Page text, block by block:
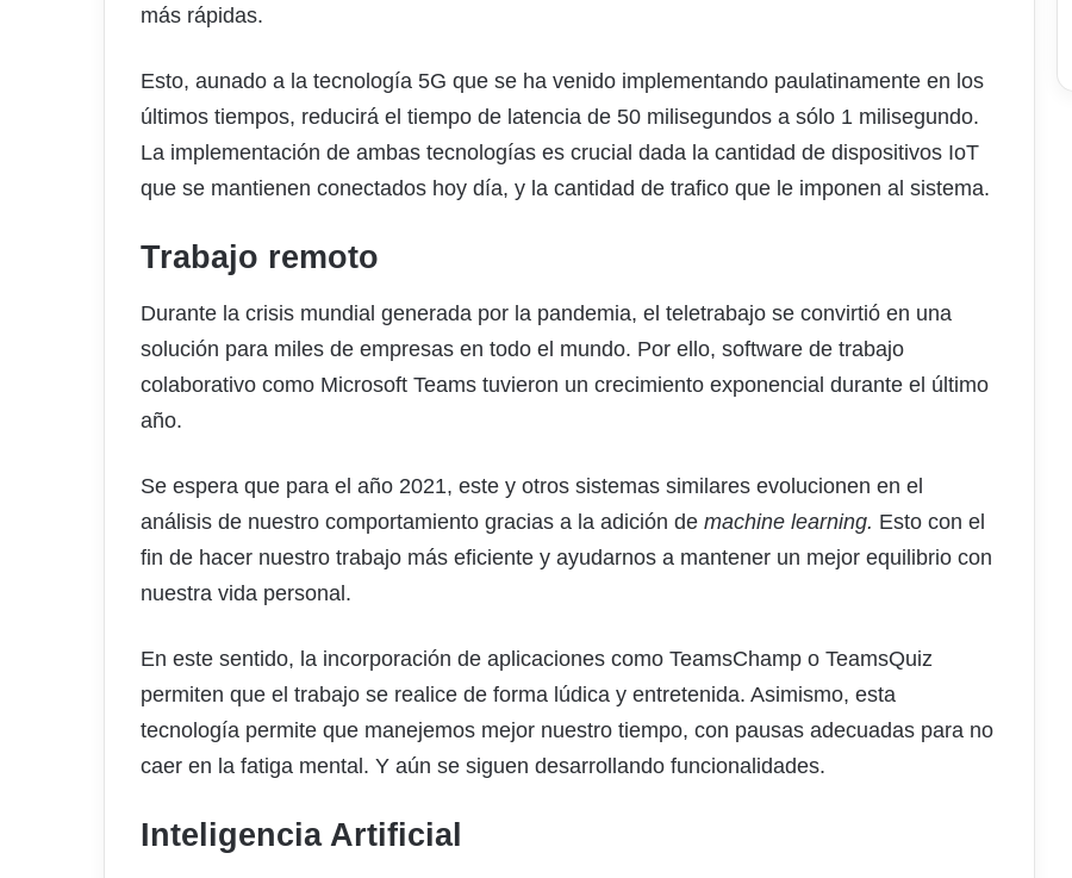
más rápidas.
Esto, aunado a la tecnología 5G que se ha venido implementando paulatinamente en los
últimos tiempos, reducirá el tiempo de latencia de 50 milisegundos a sólo 1 milisegundo.
La implementación de ambas tecnologías es crucial dada la cantidad de dispositivos IoT
que se mantienen conectados hoy día, y la cantidad de trafico que le imponen al sistema.
Trabajo remoto
Durante la crisis mundial generada por la pandemia, el teletrabajo se convirtió en una
solución para miles de empresas en todo el mundo. Por ello, software de trabajo
colaborativo como Microsoft Teams tuvieron un crecimiento exponencial durante el último
año.
Se espera que para el año 2021, este y otros sistemas similares evolucionen en el
análisis de nuestro comportamiento gracias a la adición de machine learning. Esto con el
fin de hacer nuestro trabajo más eficiente y ayudarnos a mantener un mejor equilibrio con
nuestra vida personal.
En este sentido, la incorporación de aplicaciones como TeamsChamp o TeamsQuiz
permiten que el trabajo se realice de forma lúdica y entretenida. Asimismo, esta
tecnología permite que manejemos mejor nuestro tiempo, con pausas adecuadas para no
caer en la fatiga mental. Y aún se siguen desarrollando funcionalidades.
Inteligencia Artificial